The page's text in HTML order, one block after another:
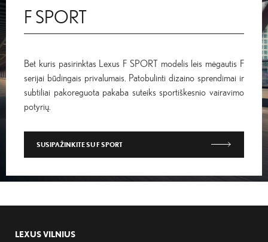
F SPORT
Bet kuris pasirinktas Lexus F SPORT modelis leis mėgautis F
serijai būdingais privalumais. Patobulinti dizaino sprendimai ir
subtiliai pakoreguota pakaba suteiks sportiškesnio vairavimo
potyrių.
SUSIPAŽINKITE SU F SPORT
LEXUS VILNIUS